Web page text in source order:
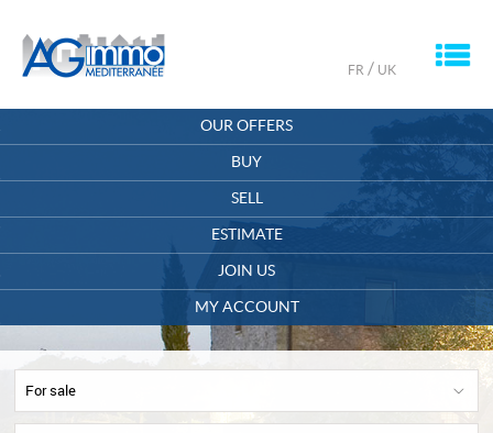
FR / UK
HOME
MY ACCOUNT
OUR OFFERS
BUY
SELL
ESTIMATE
JOIN US
MY ACCOUNT
For sale